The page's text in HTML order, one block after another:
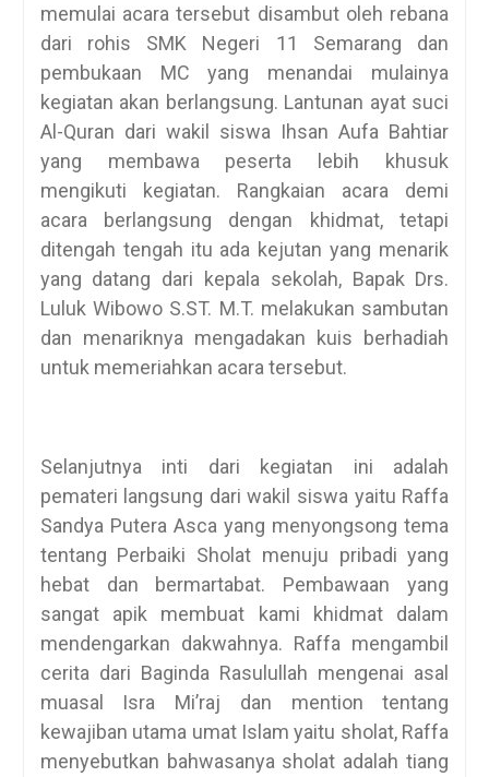
memulai acara tersebut disambut oleh rebana
dari rohis SMK Negeri 11 Semarang dan
pembukaan MC yang menandai mulainya
kegiatan akan berlangsung. Lantunan ayat suci
Al-Quran dari wakil siswa Ihsan Aufa Bahtiar
yang membawa peserta lebih khusuk
mengikuti kegiatan. Rangkaian acara demi
acara berlangsung dengan khidmat, tetapi
ditengah tengah itu ada kejutan yang menarik
yang datang dari kepala sekolah, Bapak Drs.
Luluk Wibowo S.ST. M.T. melakukan sambutan
dan menariknya mengadakan kuis berhadiah
untuk memeriahkan acara tersebut.
Selanjutnya inti dari kegiatan ini adalah
pemateri langsung dari wakil siswa yaitu Raffa
Sandya Putera Asca yang menyongsong tema
tentang Perbaiki Sholat menuju pribadi yang
hebat dan bermartabat. Pembawaan yang
sangat apik membuat kami khidmat dalam
mendengarkan dakwahnya. Raffa mengambil
cerita dari Baginda Rasulullah mengenai asal
muasal Isra Mi’raj dan mention tentang
kewajiban utama umat Islam yaitu sholat, Raffa
menyebutkan bahwasanya sholat adalah tiang